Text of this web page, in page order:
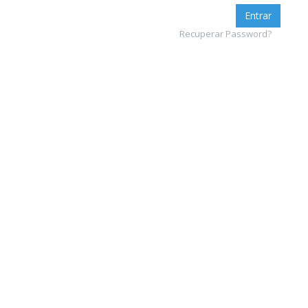
Entrar
Recuperar Password?